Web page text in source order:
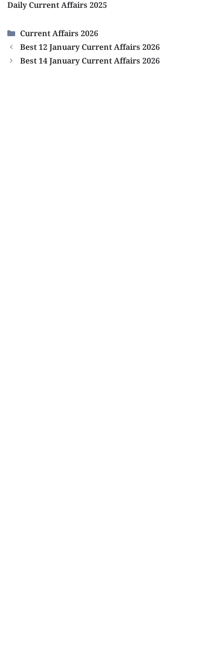
Daily Current Affairs 2025
Categories
Current Affairs 2026
Best 12 January Current Affairs 2026
Best 14 January Current Affairs 2026